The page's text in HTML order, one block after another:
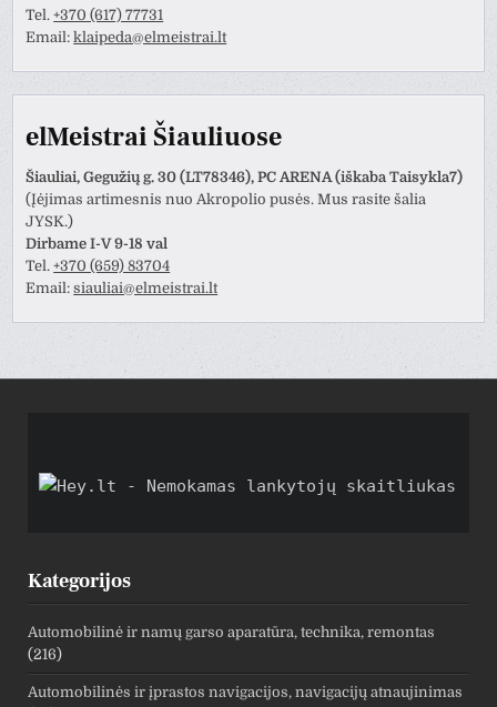
Tel.+370 (617) 77731
Email:klaipeda@elmeistrai.lt
elMeistrai Šiauliuose
Šiauliai, Gegužių g. 30 (LT78346), PC ARENA (iškaba Taisykla7)
(Įėjimas artimesnis nuo Akropolio pusės. Mus rasite šalia
JYSK.)
Dirbame I-V 9-18 val
Tel.+370 (659) 83704
Email:siauliai@elmeistrai.lt
Kategorijos
Automobilinė ir namų garso aparatūra, technika, remontas
(216)
Automobilinės ir įprastos navigacijos, navigacijų atnaujinimas